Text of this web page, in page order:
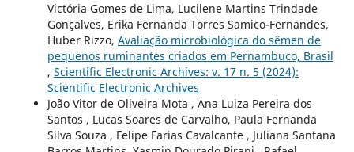
Victória Gomes de Lima, Lucilene Martins Trindade
Gonçalves, Erika Fernanda Torres Samico-Fernandes,
Huber Rizzo, Avaliação microbiológica do sêmen de
pequenos ruminantes criados em Pernambuco, Brasil
, Scientific Electronic Archives: v. 17 n. 5 (2024):
Scientific Electronic Archives
João Vitor de Oliveira Mota , Ana Luiza Pereira dos
Santos , Lucas Soares de Carvalho, Paula Fernanda
Silva Souza , Felipe Farias Cavalcante , Juliana Santana